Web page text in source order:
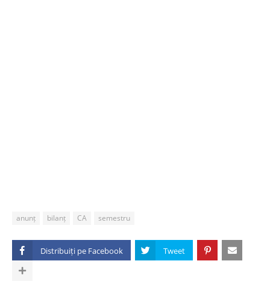
anunț bilanț CA semestru
Distribuiți pe